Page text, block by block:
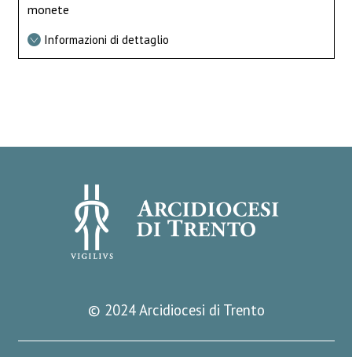
monete
Informazioni di dettaglio
© 2024 Arcidiocesi di Trento